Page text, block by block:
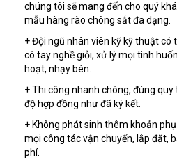
chúng tôi sẽ mang đến cho quý
mẫu hàng rào chông sắt đa dạng.
+ Đội ngũ nhân viên kỹ kỹ thuật có
có tay nghề giỏi, xử lý mọi tình
hoạt, nhạy bén.
+ Thi công nhanh chóng, đúng
độ hợp đồng như đã ký kết.
+ Không phát sinh thêm khoản
mọi công tác vận chuyển, lắp đặt,
phí.